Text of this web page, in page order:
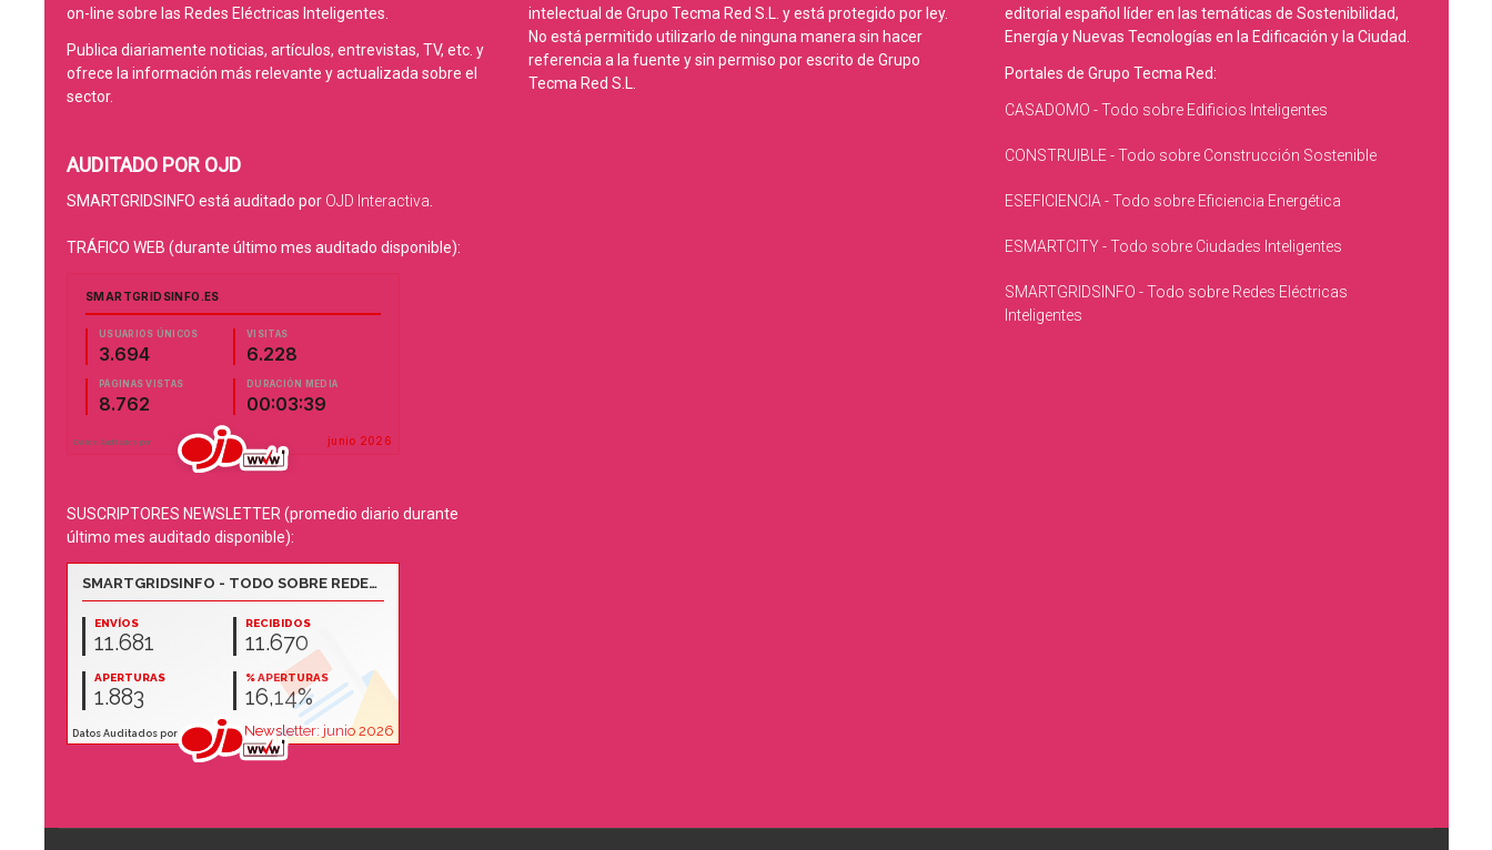
on-line sobre las Redes Eléctricas Inteligentes.
Publica diariamente noticias, artículos, entrevistas, TV, etc. y
ofrece la información más relevante y actualizada sobre el
sector.
AUDITADO POR OJD
SMARTGRIDSINFO está auditado por OJD Interactiva
TRÁFICO WEB (durante último mes auditado disponible):
SUSCRIPTORES NEWSLETTER (promedio diario durante
último mes auditado disponible):
intelectual de Grupo Tecma Red S.L. y está protegido por ley.
No está permitido utilizarlo de ninguna manera sin hacer
referencia a la fuente y sin permiso por escrito de Grupo
Tecma Red S.L.
editorial español líder en las temáticas de Sostenibilidad,
Energía y Nuevas Tecnologías en la Edificación y la Ciudad.
Portales de Grupo Tecma Red:
CASADOMO - Todo sobre Edificios Inteligentes
CONSTRUIBLE - Todo sobre Construcción Sostenible
ESEFICIENCIA - Todo sobre Eficiencia Energética
ESMARTCITY - Todo sobre Ciudades Inteligentes
SMARTGRIDSINFO - Todo sobre Redes Eléctricas
Inteligentes